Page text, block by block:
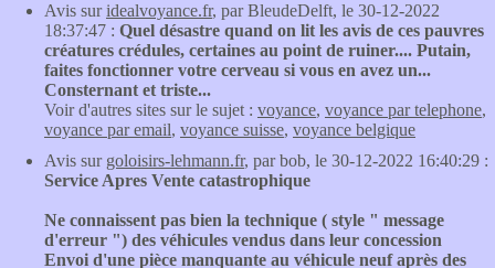
Avis suridealvoyance.fr, par BleudeDelft, le 30-12-2022
18:37:47 : Quel désastre quand on lit les avis de ces pauvres
créatures crédules, certaines au point de ruiner.... Putain,
faites fonctionner votre cerveau si vous en avez un...
Consternant et triste...
Voir d'autres sites sur le sujet : voyance, voyance par telephone,
voyance par email, voyance suisse, voyance belgique
Avis sur goloisirs-lehmann.fr, par bob, le 30-12-2022 16:40:29 :
Service Apres Vente catastrophique
Ne connaissent pas bien la technique ( style " message
d'erreur ") des véhicules vendus dans leur concession
Envoi d'une pièce manquante au véhicule neuf après des